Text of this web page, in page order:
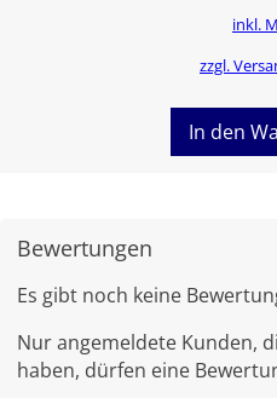
inkl.
zzgl.
In den
Bewertungen
Es gibt noch keine
Nur angemeldete Kunden,
haben, dürfen eine